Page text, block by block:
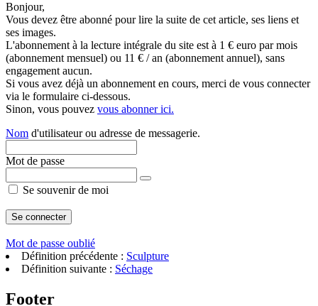
Bonjour,
Vous devez être abonné pour lire la suite de cet article, ses liens et
ses images.
L'abonnement à la lecture intégrale du site est à 1 € euro par mois
(abonnement mensuel) ou 11 € / an (abonnement annuel), sans
engagement aucun.
Si vous avez déjà un abonnement en cours, merci de vous connecter
via le formulaire ci-dessous.
Sinon, vous pouvez vous abonner ici.
Nom d'utilisateur ou adresse de messagerie.
Mot de passe
Se souvenir de moi
Mot de passe oublié
Définition précédente : Sculpture
Définition suivante : Séchage
Footer